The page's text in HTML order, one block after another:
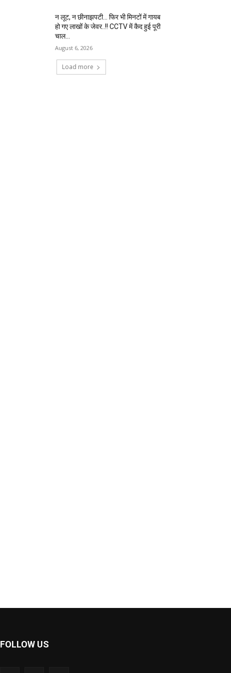
न लूट, न छीनाझपटी… फिर भी मिनटों में गायब
हो गए लाखों के जेवर..!! CCTV में कैद हुई पूरी
चाल…
August 6, 2026
Load more
FOLLOW US